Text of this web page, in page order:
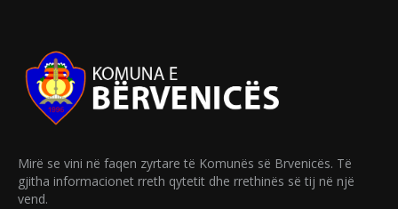
Mirë se vini në faqen zyrtare të Komunës së Brvenicës. Të
gjitha informacionet rreth qytetit dhe rrethinës së tij në një
vend.